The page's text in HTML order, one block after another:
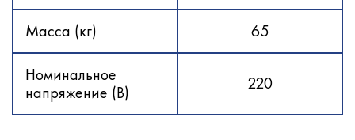
Масса (кг) 65
Номинальное
напряжение (В)
220